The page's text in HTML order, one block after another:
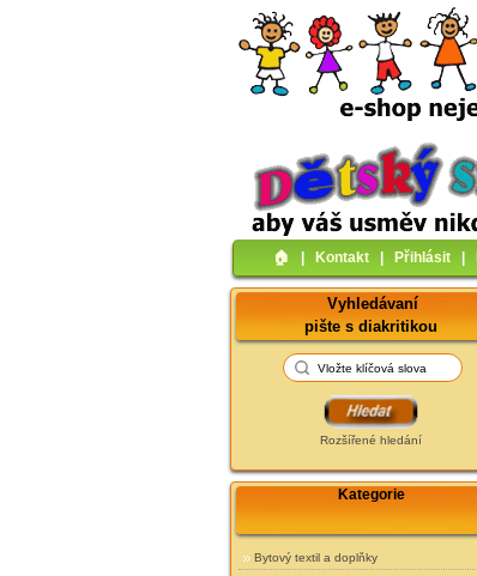
🏠︎ Kontakt Přihlásit
Vyhledávaní
pište s diakritikou
Rozšířené hledání
Kategorie
Bytový textil a doplňky